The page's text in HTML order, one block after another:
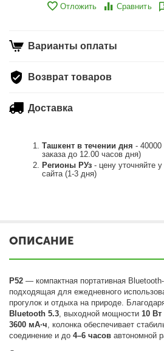
Отложить Сравнить
Варианты оплаты
Возврат товаров
Доставка
Ташкент в течении дня -
заказа до 12.00 часов дня)
Регионы РУз - цену уточняйте
сайта (1-3 дня)
ОПИСАНИЕ
P52 — компактная портативная
подходящая для ежедневного
прогулок и отдыха на природе.
Bluetooth 5.3, выходной мощности10 Вт
3600 мА·ч, колонка обеспечивает
соединение и до4–6 часов автономной